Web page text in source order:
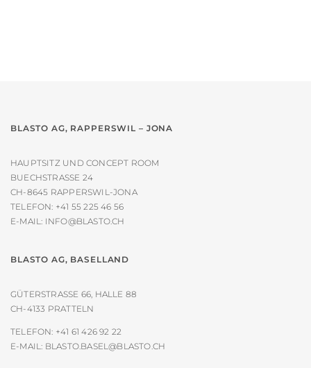
BLASTO AG, RAPPERSWIL – JONA
HAUPTSITZ UND CONCEPT ROOM
BUECHSTRASSE 24
CH-8645 RAPPERSWIL-JONA
TELEFON: +41 55 225 46 56
E-MAIL: INFO@BLASTO.CH
BLASTO AG, BASELLAND
GÜTERSTRASSE 66, HALLE 88
CH-4133 PRATTELN
TELEFON: +41 61 426 92 22
E-MAIL: BLASTO.BASEL@BLASTO.CH